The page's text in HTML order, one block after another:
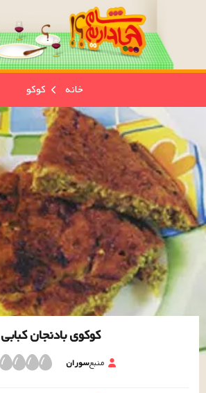
خانه کوکو
کوکوی بادنجان کبابی
منبعسوران